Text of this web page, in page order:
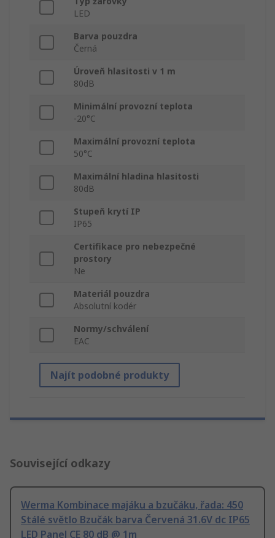
LED
Barva pouzdra
Černá
Úroveň hlasitosti v 1 m
80dB
Minimální provozní teplota
-20°C
Maximální provozní teplota
50°C
Maximální hladina hlasitosti
80dB
Stupeň krytí IP
IP65
Certifikace pro nebezpečné
prostory
Ne
Materiál pouzdra
Absolutní kodér
Normy/schválení
EAC
Najít podobné produkty
Související odkazy
Werma Kombinace majáku a bzučáku, řada: 450
Stálé světlo Bzučák barva Červená 31.6V dc IP65
LED Panel CE 80 dB @ 1m